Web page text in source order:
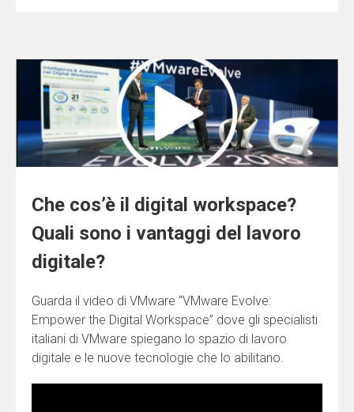
Che cos’è il digital workspace?
Quali sono i vantaggi del lavoro
digitale?
Guarda il video di VMware “VMware Evolve:
Empower the Digital Workspace” dove gli specialisti
italiani di VMware spiegano lo spazio di lavoro
digitale e le nuove tecnologie che lo abilitano.